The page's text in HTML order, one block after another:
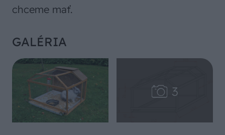
chceme mať.
GALÉRIA